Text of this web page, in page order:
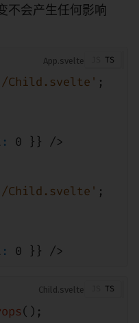
不会产生任何影响
App
Child.svelte' ;
: 0 }} />
Child.svelte' ;
: 0 }} />
Child
();